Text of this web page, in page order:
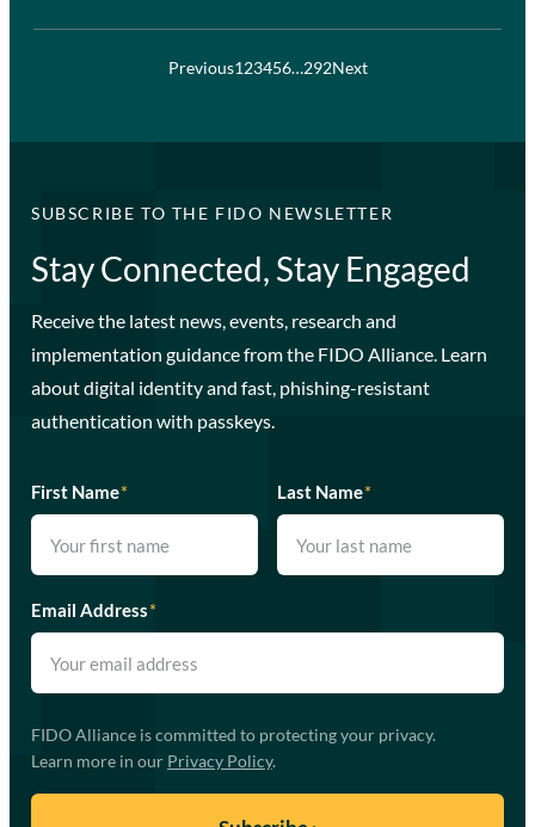
Previous123456…292Next
SUBSCRIBE TO THE FIDO NEWSLETTER
Stay Connected, Stay Engaged
Receive the latest news, events, research and
implementation guidance from the FIDO Alliance. Learn
about digital identity and fast, phishing-resistant
authentication with passkeys.
First Name* Last Name*
Email Address*
FIDO Alliance is committed to protecting your privacy.
Learn more in our Privacy Policy.